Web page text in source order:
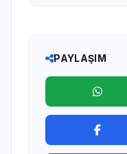
PAYLAŞIM